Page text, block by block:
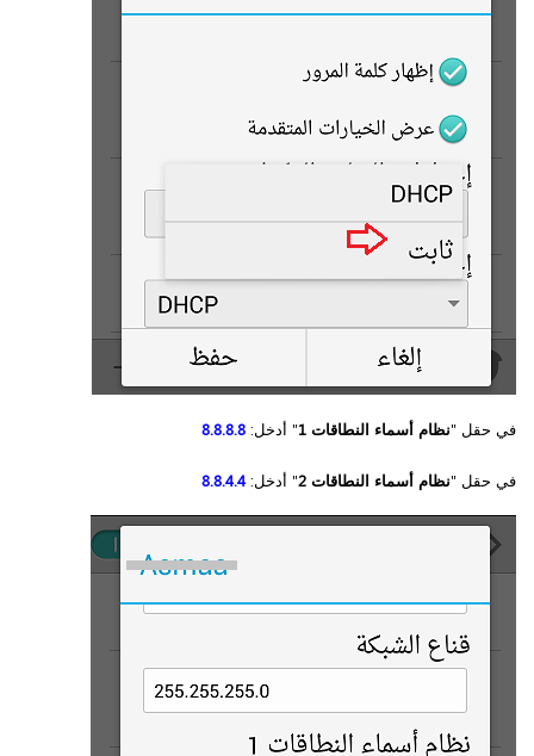
في حقل "نظام أسماء النطاقات 1 " أدخل: 8.8.8.8
في حقل "نظام أسماء النطاقات 2 " أدخل:8.8.4.4